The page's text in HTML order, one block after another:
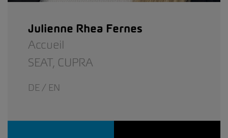
Julienne Rhea Fernes
Accueil
SEAT, CUPRA
DE / EN